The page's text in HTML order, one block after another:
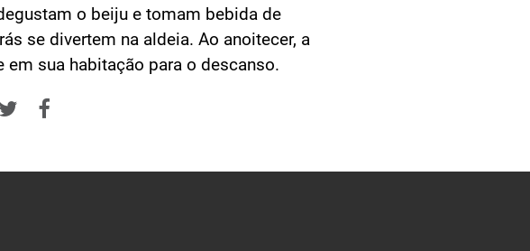
o beiju e tomam bebida de
se divertem na aldeia. Ao anoitecer, a
em sua habitação para o descanso.